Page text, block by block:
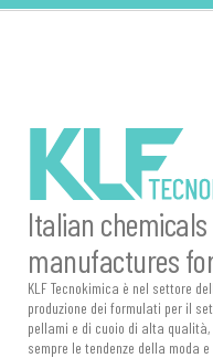
Italian
manufactures
KLF Tecnokimica è nel settore
produzione dei formulati per il
pellami e di cuoio di alta
sempre le tendenze della moda